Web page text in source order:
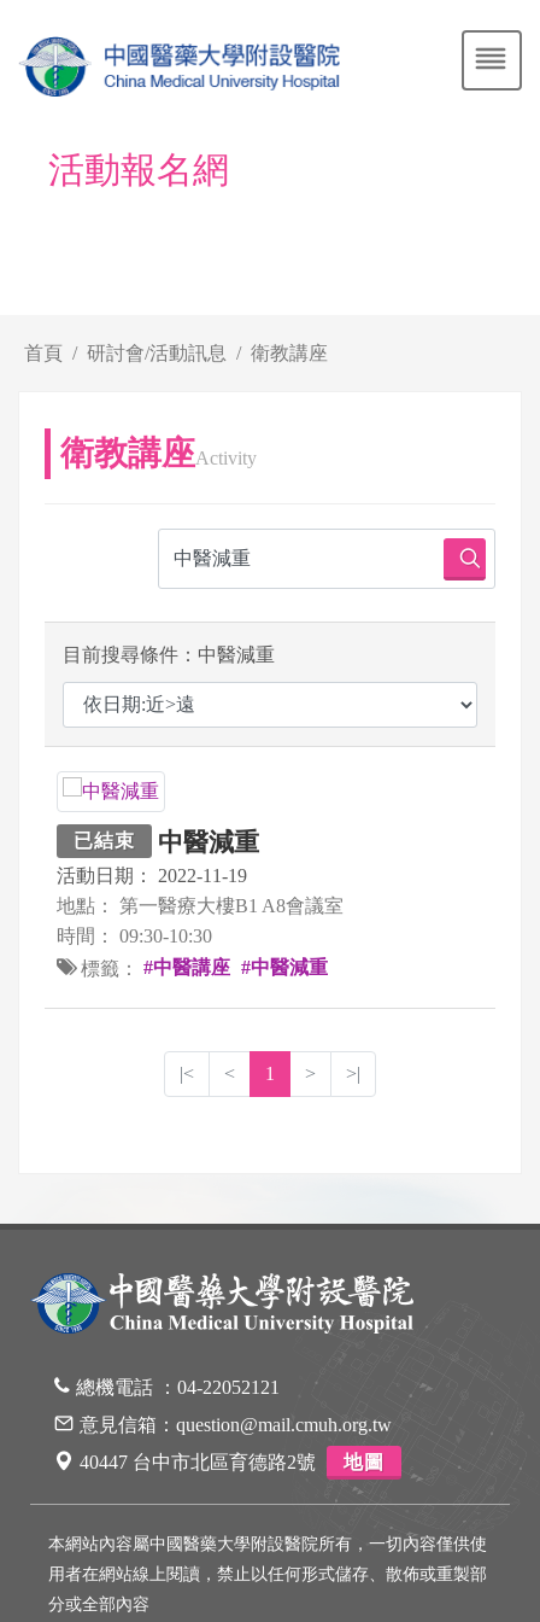
活動報名網
首頁 研討會/活動訊息 衛教講座
衛教講座Activity
目前搜尋條件：中醫減重
已結束 中醫減重
活動日期：
2022-11-19
地點：
第一醫療大樓B1 A8會議室
時間：
09:30-10:30
標籤：
#中醫講座 #中醫減重
|< < 1 > >|
總機電話 ： 04-22052121
意見信箱： question@mail.cmuh.org.tw
40447 台中市北區育德路2號
地圖
本網站內容屬中國醫藥大學附設醫院所有，一切內容僅供使
用者在網站線上閱讀，禁止以任何形式儲存、散佈或重製部
分或全部內容